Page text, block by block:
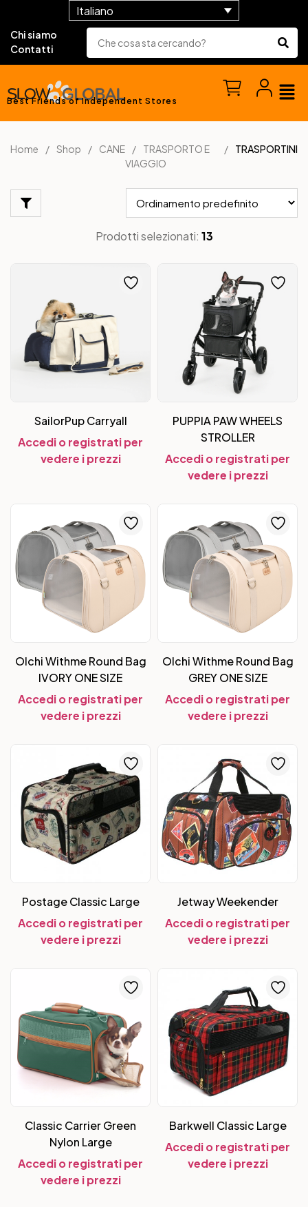
Italiano
Chi siamo
Contatti
Best Friends of Independent Stores
Home Shop CANE
TRASPORTO E
VIAGGIO
TRASPORTINI
Prodotti selezionati: 13
SailorPup Carryall
Accedi o registrati per
vedere i prezzi
PUPPIA PAW WHEELS
STROLLER
Accedi o registrati per
vedere i prezzi
Olchi Withme Round Bag
IVORY ONE SIZE
Accedi o registrati per
vedere i prezzi
Olchi Withme Round Bag
GREY ONE SIZE
Accedi o registrati per
vedere i prezzi
Postage Classic Large
Accedi o registrati per
vedere i prezzi
Jetway Weekender
Accedi o registrati per
vedere i prezzi
Classic Carrier Green
Nylon Large
Accedi o registrati per
vedere i prezzi
Barkwell Classic Large
Accedi o registrati per
vedere i prezzi